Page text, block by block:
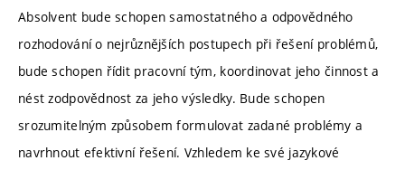
Absolvent bude schopen samostatného a odpovědného
rozhodování o nejrůznějších postupech při řešení problémů,
bude schopen řídit pracovní tým, koordinovat jeho činnost a
nést zodpovědnost za jeho výsledky. Bude schopen
srozumitelným způsobem formulovat zadané problémy a
navrhnout efektivní řešení. Vzhledem ke své jazykové